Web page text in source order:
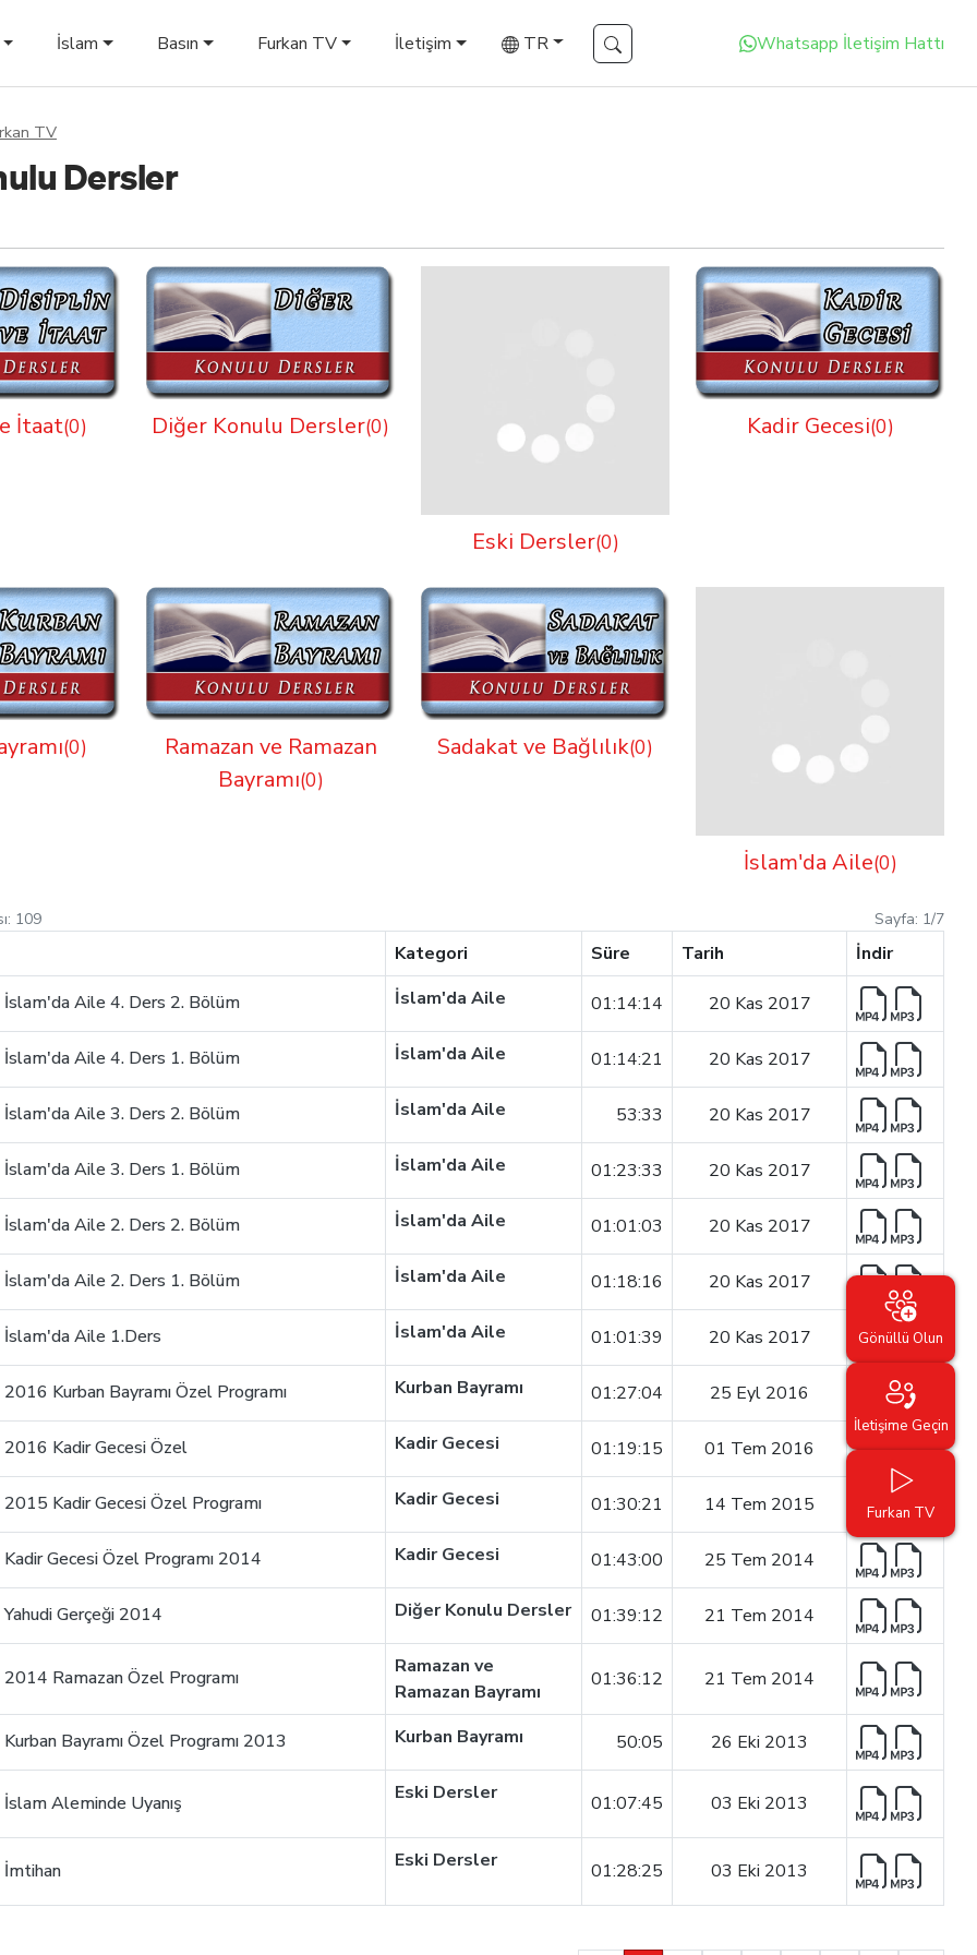
İslam Basın Furkan TV İletişim TR Whatsapp İletişim Hattı
TV
Dersler
İtaat(0) Diğer Konulu Dersler(0)
Eski Dersler(0)
Kadir Gecesi(0)
(0)
Ramazan ve Ramazan
Bayramı(0)
Sadakat ve Bağlılık(0)
İslam'da Aile(0)
109 Sayfa: 1/7
Kategori Süre Tarih İndir
İslam'da Aile 4. Ders 2. Bölüm İslam'da Aile 01:14:14 20 Kas 2017
İslam'da Aile 4. Ders 1. Bölüm İslam'da Aile 01:14:21 20 Kas 2017
İslam'da Aile 3. Ders 2. Bölüm İslam'da Aile 53:33 20 Kas 2017
İslam'da Aile 3. Ders 1. Bölüm İslam'da Aile 01:23:33 20 Kas 2017
İslam'da Aile 2. Ders 2. Bölüm İslam'da Aile 01:01:03 20 Kas 2017
İslam'da Aile 2. Ders 1. Bölüm İslam'da Aile 01:18:16 20 Kas 2017
İslam'da Aile 1.Ders İslam'da Aile 01:01:39 20 Kas 2017
2016 Kurban Bayramı Özel Programı Kurban Bayramı 01:27:04 25 Eyl 2016
2016 Kadir Gecesi Özel Kadir Gecesi 01:19:15 01 Tem 2016
2015 Kadir Gecesi Özel Programı Kadir Gecesi 01:30:21 14 Tem 2015
Kadir Gecesi Özel Programı 2014 Kadir Gecesi 01:43:00 25 Tem 2014
Yahudi Gerçeği 2014 Diğer Konulu Dersler 01:39:12 21 Tem 2014
2014 Ramazan Özel Programı
Ramazan ve
Ramazan Bayramı
01:36:12 21 Tem 2014
Kurban Bayramı Özel Programı 2013 Kurban Bayramı 50:05 26 Eki 2013
İslam Aleminde Uyanış Eski Dersler 01:07:45 03 Eki 2013
İmtihan Eski Dersler 01:28:25 03 Eki 2013
Gönüllü Olun
İletişime Geçin
Furkan TV